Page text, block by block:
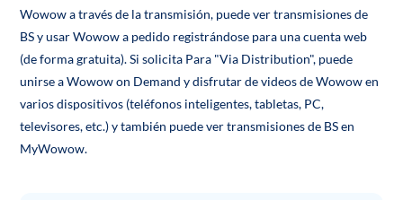
Wowow a través de la transmisión, puede ver transmisiones de
BS y usar Wowow a pedido registrándose para una cuenta web
(de forma gratuita). Si solicita Para "Via Distribution", puede
unirse a Wowow on Demand y disfrutar de videos de Wowow en
varios dispositivos (teléfonos inteligentes, tabletas, PC,
televisores, etc.) y también puede ver transmisiones de BS en
MyWowow.